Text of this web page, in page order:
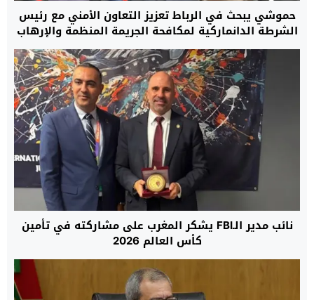
حموشي يبحث في الرباط تعزيز التعاون الأمني مع رئيس
الشرطة الدانماركية لمكافحة الجريمة المنظمة والإرهاب
نائب مدير الـFBI يشكر المغرب على مشاركته في تأمين
كأس العالم 2026